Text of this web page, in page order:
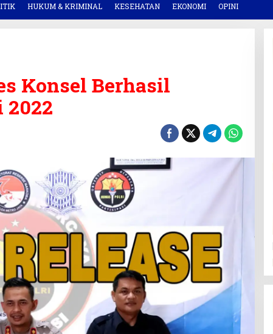
HUKUM & KRIMINAL KESEHATAN EKONOMI OPINI
Konsel Berhasil
2022